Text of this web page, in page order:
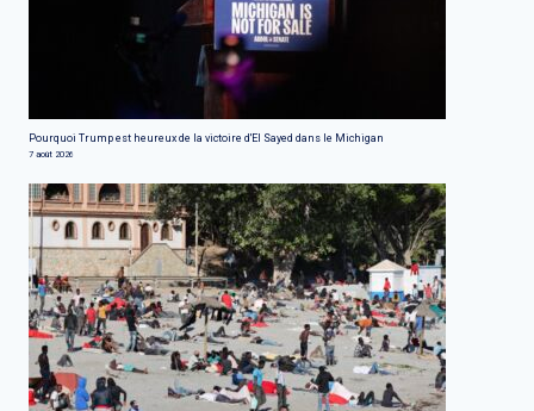
Pourquoi Trump est heureux de la victoire d'El Sayed dans le Michigan
7 août 2026